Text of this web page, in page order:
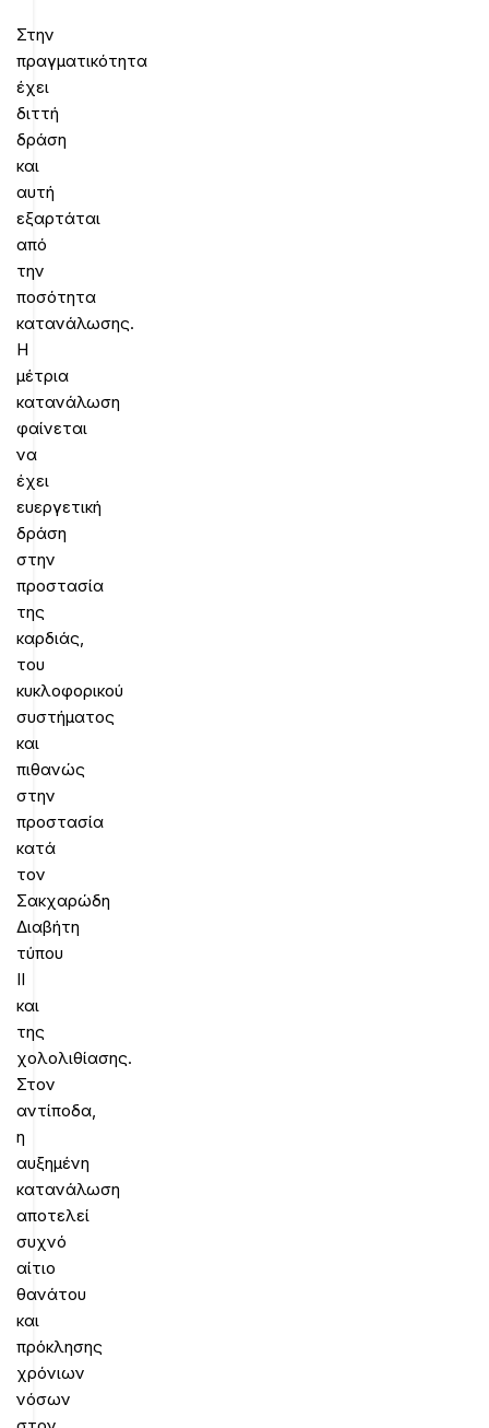
Στην
πραγματικότητα
έχει
διττή
δράση
και
αυτή
εξαρτάται
από
την
ποσότητα
κατανάλωσης.
Η
μέτρια
κατανάλωση
φαίνεται
να
έχει
ευεργετική
δράση
στην
προστασία
της
καρδιάς,
του
κυκλοφορικού
συστήματος
και
πιθανώς
στην
προστασία
κατά
τον
Σακχαρώδη
Διαβήτη
τύπου
ΙΙ
και
της
χολολιθίασης.
Στον
αντίποδα,
η
αυξημένη
κατανάλωση
αποτελεί
συχνό
αίτιο
θανάτου
και
πρόκλησης
χρόνιων
νόσων